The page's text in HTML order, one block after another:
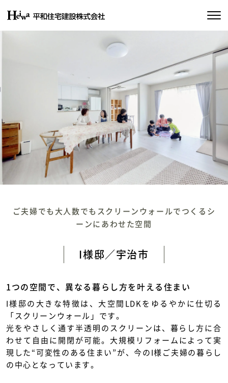
会社情報
SDGsの取り組み
イベント情報
ご夫婦でも大人数でもスクリーンウォールでつくるシ
ーンにあわせた空間
I様邸／宇治市
1つの空間で、異なる暮らし方を叶える住まい
I様邸の大きな特徴は、大空間LDKをゆるやかに仕切る
「スクリーンウォール」です。
光をやさしく通す半透明のスクリーンは、暮らし方に合
わせて自由に開閉が可能。大規模リフォームによって実
現した“可変性のある住まい”が、今のI様ご夫婦の暮らし
の中心となっています。